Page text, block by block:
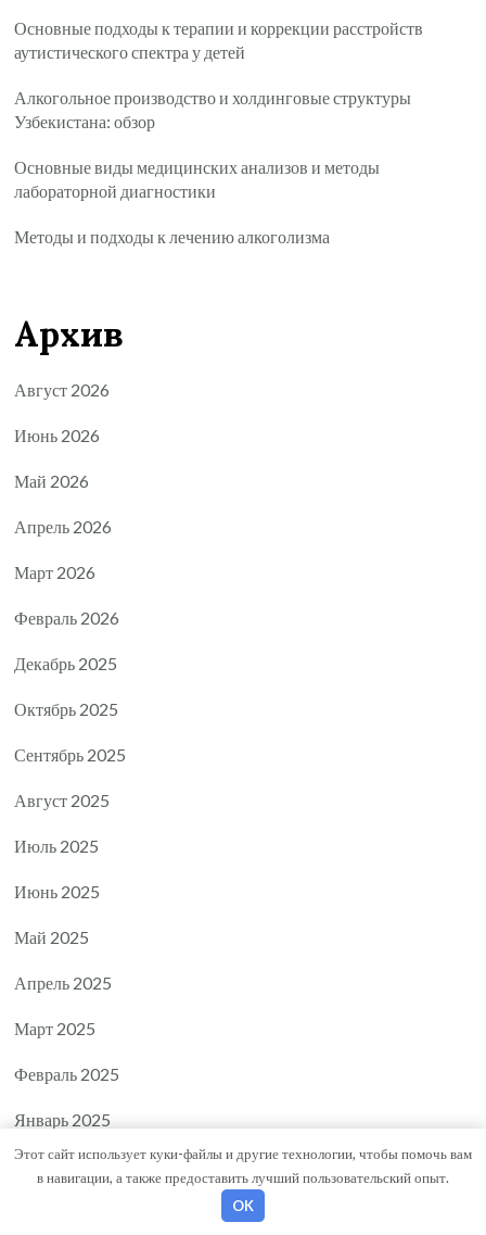
Основные подходы к терапии и коррекции расстройств
аутистического спектра у детей
Алкогольное производство и холдинговые структуры
Узбекистана: обзор
Основные виды медицинских анализов и методы
лабораторной диагностики
Методы и подходы к лечению алкоголизма
Архив
Август 2026
Июнь 2026
Май 2026
Апрель 2026
Март 2026
Февраль 2026
Декабрь 2025
Октябрь 2025
Сентябрь 2025
Август 2025
Июль 2025
Июнь 2025
Май 2025
Апрель 2025
Март 2025
Февраль 2025
Январь 2025
Декабрь 2024
Этот сайт использует куки-файлы и другие технологии, чтобы помочь вам
в навигации, а также предоставить лучший пользовательский опыт.
OK